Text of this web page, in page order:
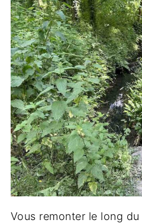
Vous remonter le long